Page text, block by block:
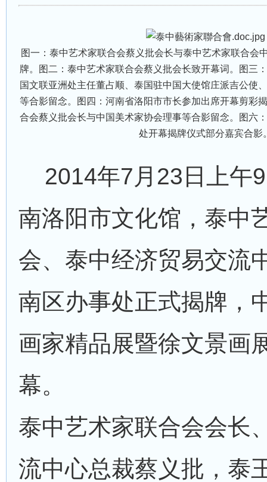
图一：泰中艺术家联合会蔡义批会长与泰中艺术家联合会
牌。图二：泰中艺术家联合会蔡义批会长致开幕词。图三
国文联亚洲处主任董占顺、泰国驻中国大使馆庄派吉公使
等合影留念。图四：河南省洛阳市市长参加出席开幕剪彩
合会蔡义批会长与中国美术家协会理事等合影留念。图六
处开幕揭牌仪式部分嘉宾合影
2014年7月23日上午
南洛阳市文化馆，泰中
会、泰中经济贸易交流
南区办事处正式揭牌，
画家精品展暨徐文景画
幕。
泰中艺术家联合会会长
流中心总裁蔡义批，泰